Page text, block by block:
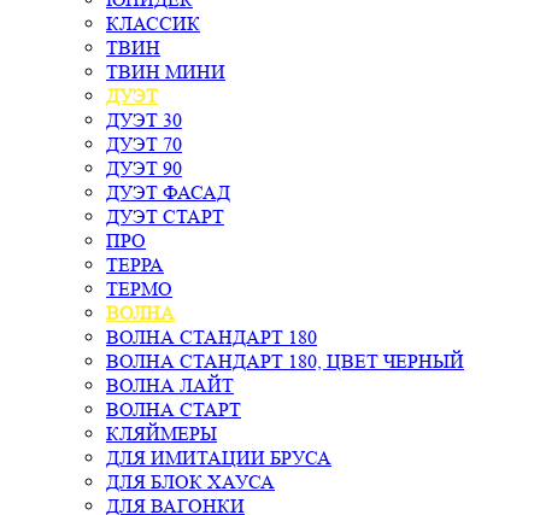
КЛАССИК
ТВИН
ТВИН МИНИ
ДУЭТ
ДУЭТ 30
ДУЭТ 70
ДУЭТ 90
ДУЭТ ФАСАД
ДУЭТ СТАРТ
ПРО
ТЕРРА
ТЕРМО
ВОЛНА
ВОЛНА СТАНДАРТ 180
ВОЛНА СТАНДАРТ 180, ЦВЕТ ЧЕРНЫЙ
ВОЛНА ЛАЙТ
ВОЛНА СТАРТ
КЛЯЙМЕРЫ
ДЛЯ ИМИТАЦИИ БРУСА
ДЛЯ БЛОК ХАУСА
ДЛЯ ВАГОНКИ